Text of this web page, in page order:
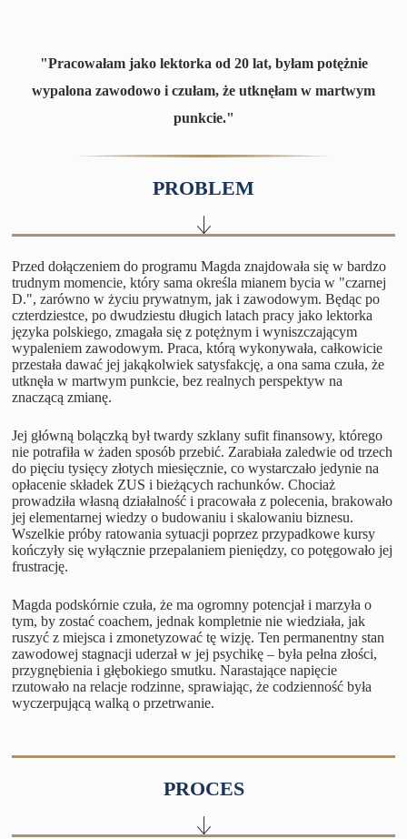
"Pracowałam jako lektorka od 20 lat, byłam potężnie
wypalona zawodowo i czułam, że utknęłam w martwym
punkcie."
PROBLEM
Przed dołączeniem do programu Magda znajdowała się w bardzo
trudnym momencie, który sama określa mianem bycia w "czarnej
D.", zarówno w życiu prywatnym, jak i zawodowym. Będąc po
czterdziestce, po dwudziestu długich latach pracy jako lektorka
języka polskiego, zmagała się z potężnym i wyniszczającym
wypaleniem zawodowym. Praca, którą wykonywała, całkowicie
przestała dawać jej jakąkolwiek satysfakcję, a ona sama czuła, że
utknęła w martwym punkcie, bez realnych perspektyw na
znaczącą zmianę.
Jej główną bolączką był twardy szklany sufit finansowy, którego
nie potrafiła w żaden sposób przebić. Zarabiała zaledwie od trzech
do pięciu tysięcy złotych miesięcznie, co wystarczało jedynie na
opłacenie składek ZUS i bieżących rachunków. Chociaż
prowadziła własną działalność i pracowała z polecenia, brakowało
jej elementarnej wiedzy o budowaniu i skalowaniu biznesu.
Wszelkie próby ratowania sytuacji poprzez przypadkowe kursy
kończyły się wyłącznie przepalaniem pieniędzy, co potęgowało jej
frustrację.
Magda podskórnie czuła, że ma ogromny potencjał i marzyła o
tym, by zostać coachem, jednak kompletnie nie wiedziała, jak
ruszyć z miejsca i zmonetyzować tę wizję. Ten permanentny stan
zawodowej stagnacji uderzał w jej psychikę – była pełna złości,
przygnębienia i głębokiego smutku. Narastające napięcie
rzutowało na relacje rodzinne, sprawiając, że codzienność była
wyczerpującą walką o przetrwanie.
PROCES